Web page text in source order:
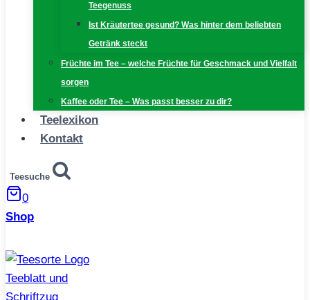
Teegenuss
Ist Kräutertee gesund? Was hinter dem beliebten
Getränk steckt
Früchte im Tee – welche Früchte für Geschmack und Vielfalt
sorgen
Kaffee oder Tee – Was passt besser zu dir?
Teelexikon
Kontakt
Teesuche
0
Shop